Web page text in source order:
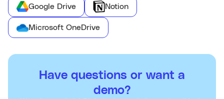
Google Drive Notion
Microsoft OneDrive
Have questions or want a
demo?